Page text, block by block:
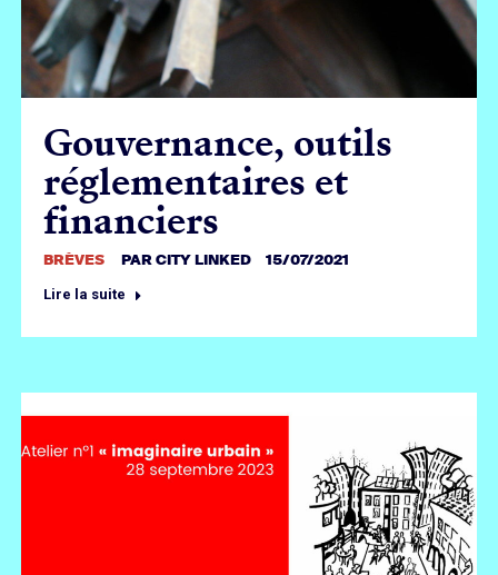
Gouvernance, outils
réglementaires et
financiers
BRÈVES PARCITY LINKED 15/07/2021
Lire la suite